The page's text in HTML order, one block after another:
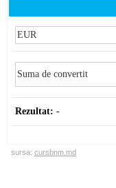
Rezultat: -
sursa: cursbnm.md